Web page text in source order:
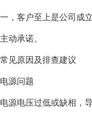
一，客户至上是公司成
主动承诺。
常见原因及排查建议‌
‌电源问题‌
电源电压过低或缺相，